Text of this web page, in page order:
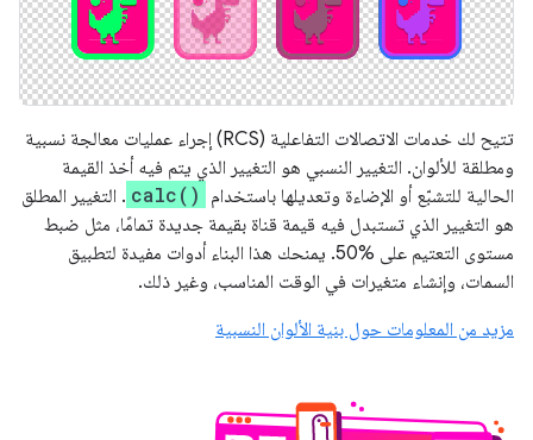
تتيح لك خدمات الاتصالات التفاعلية (RCS) إجراء عمليات معالجة نسبية
ومطلقة للألوان. التغيير النسبي هو التغيير الذي يتم فيه أخذ القيمة
الحالية للتشبّع أو الإضاءة وتعديلها باستخدام calc() . التغيير المطلق
هو التغيير الذي تستبدل فيه قيمة قناة بقيمة جديدة تمامًا، مثل ضبط
مستوى التعتيم على %50. يمنحك هذا البناء أدوات مفيدة لتطبيق
السمات، وإنشاء متغيرات في الوقت المناسب، وغير ذلك.
مزيد من المعلومات حول بنية الألوان النسبية